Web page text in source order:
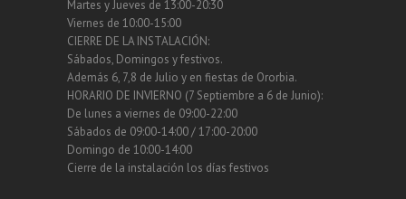
Martes y Jueves de 13:00-20:30
Viernes de 10:00-15:00
CIERRE DE LA INSTALACIÓN:
Sábados, Domingos y festivos.
Además 6, 7,8 de Julio y en fiestas de Ororbia.
HORARIO DE INVIERNO (7 Septiembre a 6 de Junio):
De lunes a viernes de 09:00-22:00
Sábados de 09:00-14:00 / 17:00-20:00
Domingo de 10:00-14:00
Cierre de la instalación los días festivos